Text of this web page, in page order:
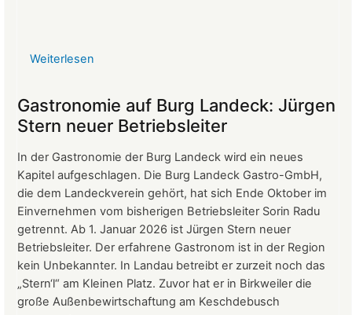
Weiterlesen
der
Mitgliederversammlung
vom
März
2026
Gastronomie auf Burg Landeck: Jürgen
Stern neuer Betriebsleiter
In der Gastronomie der Burg Landeck wird ein neues
Kapitel aufgeschlagen. Die Burg Landeck Gastro-GmbH,
die dem Landeckverein gehört, hat sich Ende Oktober im
Einvernehmen vom bisherigen Betriebsleiter Sorin Radu
getrennt. Ab 1. Januar 2026 ist Jürgen Stern neuer
Betriebsleiter. Der erfahrene Gastronom ist in der Region
kein Unbekannter. In Landau betreibt er zurzeit noch das
„Stern‘l“ am Kleinen Platz. Zuvor hat er in Birkweiler die
große Außenbewirtschaftung am Keschdebusch